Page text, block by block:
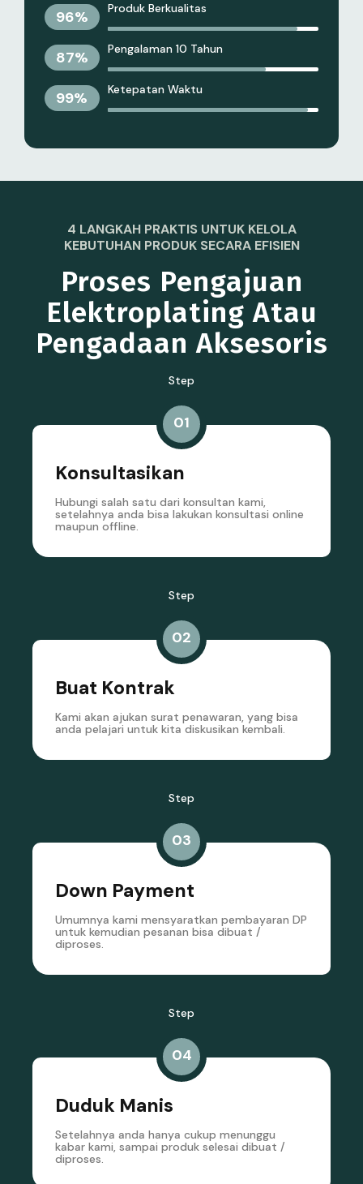
96% Produk Berkualitas
87% Pengalaman 10 Tahun
99% Ketepatan Waktu
4 LANGKAH PRAKTIS UNTUK KELOLA
KEBUTUHAN PRODUK SECARA EFISIEN
Proses Pengajuan
Elektroplating Atau
Pengadaan Aksesoris
Step
01
Konsultasikan
Hubungi salah satu dari konsultan kami,
setelahnya anda bisa lakukan konsultasi online
maupun offline.
Step
02
Buat Kontrak
Kami akan ajukan surat penawaran, yang bisa
anda pelajari untuk kita diskusikan kembali.
Step
03
Down Payment
Umumnya kami mensyaratkan pembayaran DP
untuk kemudian pesanan bisa dibuat /
diproses.
Step
04
Duduk Manis
Setelahnya anda hanya cukup menunggu
kabar kami, sampai produk selesai dibuat /
diproses.